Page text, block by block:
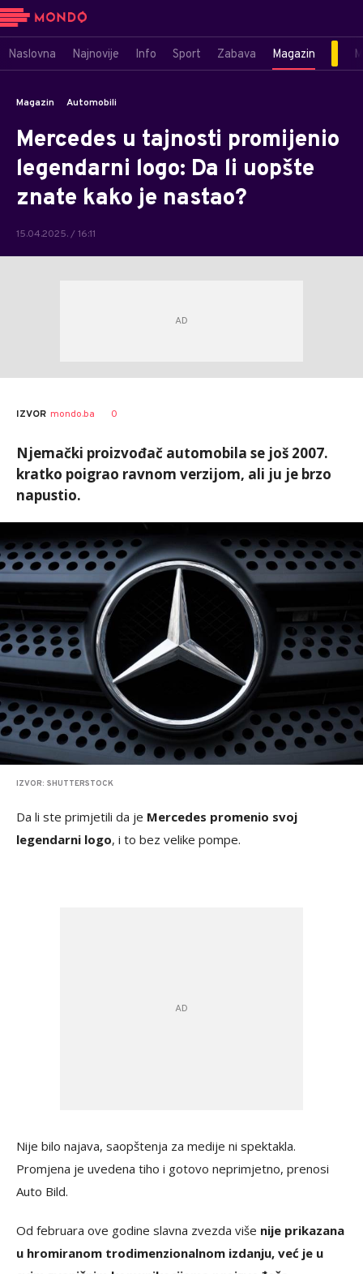
Naslovna Najnovije Info Sport Zabava Magazin
Magazin Automobili
Mercedes u tajnosti promijenio
legendarni logo: Da li uopšte
znate kako je nastao?
15.04.2025. / 16:11
IZVOR mondo.ba 0
Njemački proizvođač automobila se još 2007.
kratko poigrao ravnom verzijom, ali ju je brzo
napustio.
IZVOR: SHUTTERSTOCK
Da li ste primjetili da je Mercedes promenio svoj
legendarni logo, i to bez velike pompe.
Nije bilo najava, saopštenja za medije ni spektakla.
Promjena je uvedena tiho i gotovo neprimjetno, prenosi
Auto Bild.
Od februara ove godine slavna zvezda više nije prikazana
u hromiranom trodimenzionalnom izdanju, već je u